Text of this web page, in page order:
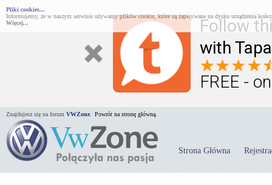
Follow
with
FREE -
Pliki cookies...
Informujemy, że w naszym serwisie używamy plików cookie, które są zapisywane na dysku urządzenia
Więcej...
Znajdujesz się na forum VWZone Powrót na stronę główną.
Strona Główna